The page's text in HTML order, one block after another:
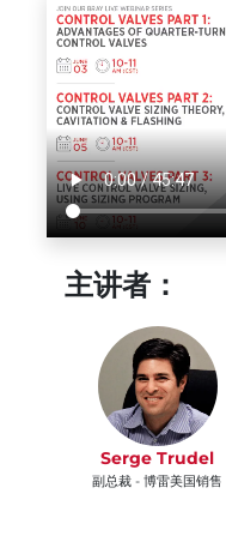
主讲者：
Serge Trudel
副总裁 - 博雷美国销售